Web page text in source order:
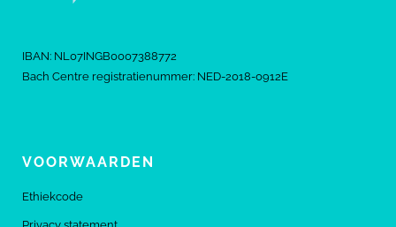
IBAN: NL07INGB0007388772
Bach Centre registratienummer: NED-2018-0912E
VOORWAARDEN
Ethiekcode